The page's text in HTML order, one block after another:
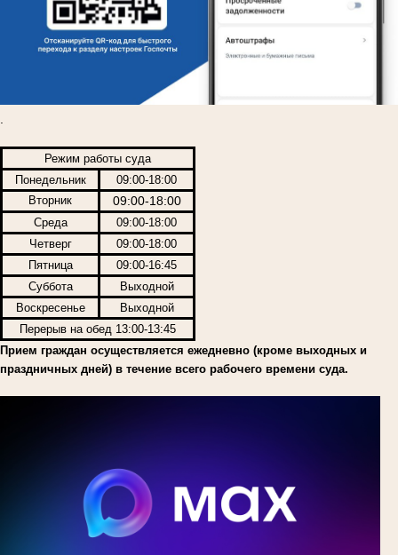
Режим работы суда
Понедельник
09:00-18:00
Вторник
09:00-18:00
Среда
09:00-18:00
Четверг
09:00-18:00
Пятница
09:00-16:45
Суббота
Выходной
Воскресенье
Выходной
Перерыв на обед 13:00-13:45
Прием граждан осуществляется ежедневно (кроме выходных и
праздничных дней) в течение всего рабочего времени суда.